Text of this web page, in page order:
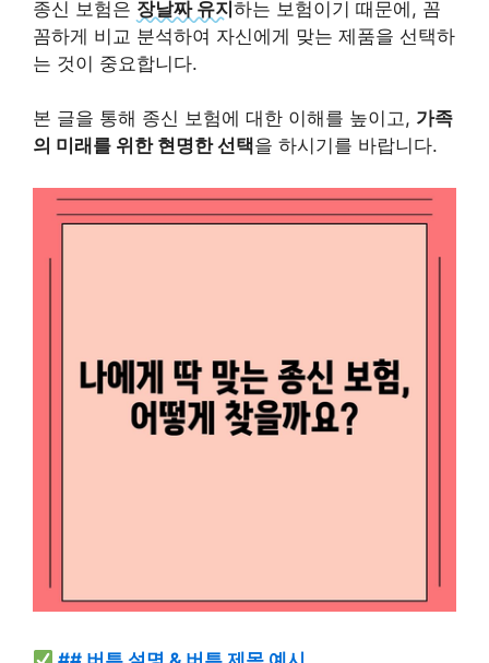
종신 보험은 장날짜 유지하는 보험이기 때문에, 꼼
꼼하게 비교 분석하여 자신에게 맞는 제품을 선택하
는 것이 중요합니다.
본 글을 통해 종신 보험에 대한 이해를 높이고, 가족
의 미래를 위한 현명한 선택을 하시기를 바랍니다.